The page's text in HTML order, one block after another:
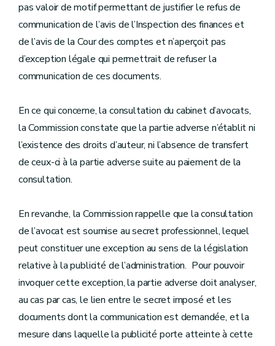
pas valoir de motif permettant de justifier le refus de
communication de l’avis de l’Inspection des finances et
de l’avis de la Cour des comptes et n’aperçoit pas
d’exception légale qui permettrait de refuser la
communication de ces documents.
En ce qui concerne, la consultation du cabinet d’avocats,
la Commission constate que la partie adverse n’établit ni
l’existence des droits d’auteur, ni l’absence de transfert
de ceux-ci à la partie adverse suite au paiement de la
consultation.
En revanche, la Commission rappelle que la consultation
de l’avocat est soumise au secret professionnel, lequel
peut constituer une exception au sens de la législation
relative à la publicité de l’administration. Pour pouvoir
invoquer cette exception, la partie adverse doit analyser,
au cas par cas, le lien entre le secret imposé et les
documents dont la communication est demandée, et la
mesure dans laquelle la publicité porte atteinte à cette